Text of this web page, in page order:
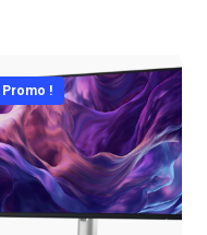
Promo !